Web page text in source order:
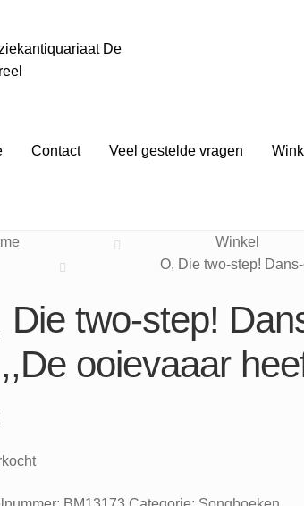
Contact Veel gestelde vragen
Winkel
O, Die two-step!
Die two-step!
ooievaaar